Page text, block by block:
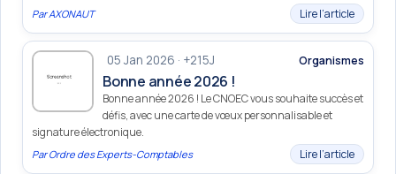
ParAXONAUT Lire l’article
05 Jan 2026 · +215J Organismes
Bonne année 2026 !
Bonne année 2026 ! Le CNOEC vous souhaite succès et
défis, avec une carte de vœux personnalisable et
signature électronique.
ParOrdre des Experts-Comptables Lire l’article